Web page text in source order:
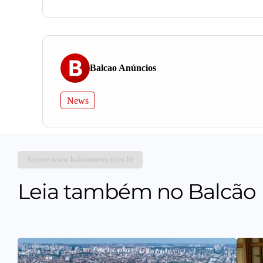
Balcao Anúncios
News
Acesse www.balcaonews.com.br
Leia também no Balcão